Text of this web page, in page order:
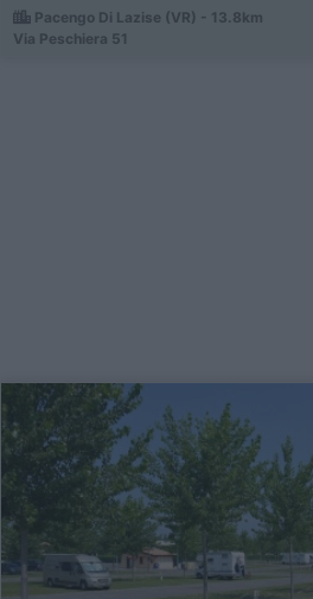
Pacengo Di Lazise (VR) - 13.8km
Via Peschiera 51